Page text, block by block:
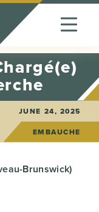
JUNE 24, 2025
EMBAUCHE
Brunswick)